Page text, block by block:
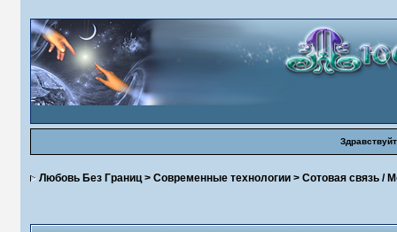
Любовь Без Границ> Современные технологии> Сотовая связь /